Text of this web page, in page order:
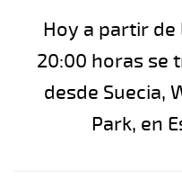
Hoy a partir de
20:00 horas se
desde Suecia,
Park, en